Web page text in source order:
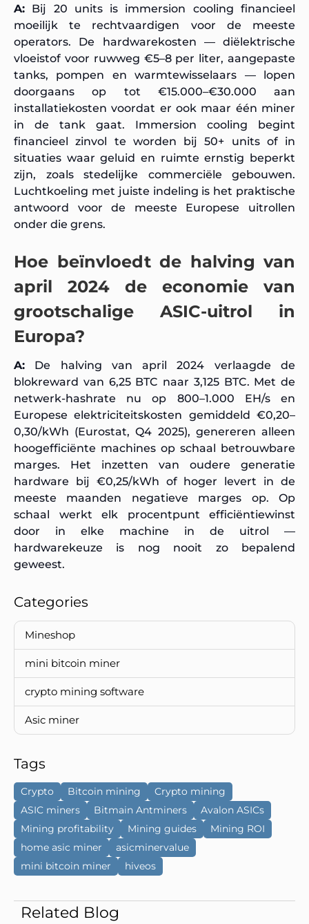
A: Bij 20 units is immersion cooling financieel
moeilijk te rechtvaardigen voor de meeste
operators. De hardwarekosten — diëlektrische
vloeistof voor ruwweg €5–8 per liter, aangepaste
tanks, pompen en warmtewisselaars — lopen
doorgaans op tot €15.000–€30.000 aan
installatiekosten voordat er ook maar één miner
in de tank gaat. Immersion cooling begint
financieel zinvol te worden bij 50+ units of in
situaties waar geluid en ruimte ernstig beperkt
zijn, zoals stedelijke commerciële gebouwen.
Luchtkoeling met juiste indeling is het praktische
antwoord voor de meeste Europese uitrollen
onder die grens.
Hoe beïnvloedt de halving van
april 2024 de economie van
grootschalige ASIC-uitrol in
Europa?
A: De halving van april 2024 verlaagde de
blokreward van 6,25 BTC naar 3,125 BTC. Met de
netwerk-hashrate nu op 800–1.000 EH/s en
Europese elektriciteitskosten gemiddeld €0,20–
0,30/kWh (Eurostat, Q4 2025), genereren alleen
hoogefficiënte machines op schaal betrouwbare
marges. Het inzetten van oudere generatie
hardware bij €0,25/kWh of hoger levert in de
meeste maanden negatieve marges op. Op
schaal werkt elk procentpunt efficiëntiewinst
door in elke machine in de uitrol —
hardwarekeuze is nog nooit zo bepalend
geweest.
Categories
Mineshop
mini bitcoin miner
crypto mining software
Asic miner
Tags
Crypto Bitcoin mining
Crypto mining
ASIC miners
Bitmain Antminers
Avalon ASICs
Mining profitability
Mining guides
Mining ROI
home asic miner
asicminervalue
mini bitcoin miner
hiveos
Related Blog